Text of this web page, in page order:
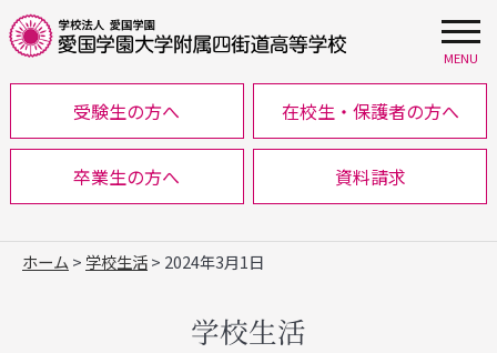
MENU
受験生の方へ 在校生・保護者の方へ
卒業生の方へ 資料請求
ホーム > 学校生活> 2024年3月1日
学校生活